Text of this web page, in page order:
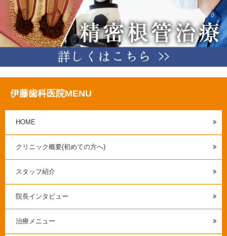
伊藤歯科医院MENU
HOME
クリニック概要(初めての方へ)
スタッフ紹介
院長インタビュー
治療メニュー